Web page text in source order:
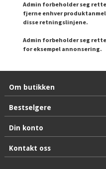
Admin forbeholder seg
fjerne enhver
disse retningslinjene.
Admin forbeholder seg
for eksempel annonsering.
Om butikken
Bestselgere
Din konto
Kontakt oss